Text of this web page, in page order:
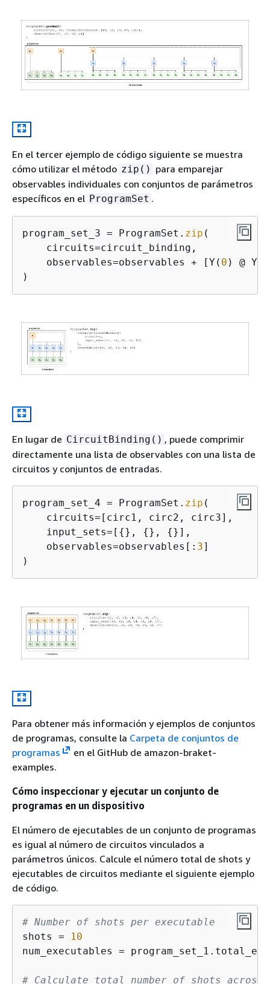
En el tercer ejemplo de código siguiente se muestra
cómo utilizar el método zip() para emparejar
observables individuales con conjuntos de parámetros
específicos en el ProgramSet .
program_set_3 = ProgramSet. zip (
    circuits=circuit_binding,
    observables=observables + [Y(
0 ) @ Y(
)
En lugar de CircuitBinding() , puede comprimir
directamente una lista de observables con una lista de
circuitos y conjuntos de entradas.
program_set_4 = ProgramSet. zip (
    circuits=[circ1, circ2, circ3],
    input_sets=[
{}, {}, {}],
    observables=observables[:
3]
)
Para obtener más información y ejemplos de conjuntos
de programas, consulte la Carpeta de conjuntos de
programas
en el GitHub de amazon-braket-
examples.
Cómo inspeccionar y ejecutar un conjunto de
programas en un dispositivo
El número de ejecutables de un conjunto de programas
es igual al número de circuitos vinculados a
parámetros únicos. Calcule el número total de shots y
ejecutables de circuitos mediante el siguiente ejemplo
de código.
# Number of shots per executable
shots =
10
num_executables =
# Calculate total number of shots across